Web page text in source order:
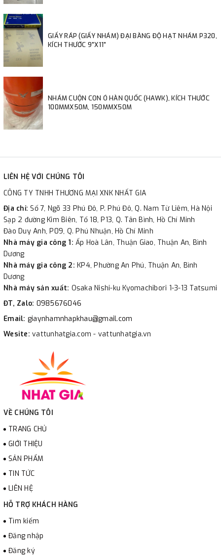
GIẤY RÁP (GIẤY NHÁM) ĐẠI BÀNG ĐỘ HẠT NHÁM P320,
KÍCH THƯỚC 9"X11"
NHÁM CUỘN CON Ó HÀN QUỐC (HAWK), KÍCH THƯỚC
100MMX50M, 150MMX50M
LIÊN HỆ VỚI CHÚNG TÔI
CÔNG TY TNHH THƯƠNG MẠI XNK NHẤT GIA
Địa chỉ:Số 7, Ngõ 33 Phú Đô, P. Phú Đô, Q. Nam Từ Liêm, Hà Nội
Sạp 2 đường Kim Biên, Tổ 18, P13, Q. Tân Bình, Hồ Chí Minh
Đào Duy Anh, P09, Q. Phú Nhuận, Hồ Chí Minh
Nhà máy gia công 1: Ấp Hoà Lân, Thuận Giao, Thuận An, Bình
Dương
Nhà máy gia công 2: KP4, Phường An Phú, Thuận An, Bình
Dương
Nhà máy sản xuất: Osaka Nishi-ku Kyomachibori 1-3-13 Tatsumi
ĐT, Zalo: 0985676046
Email: giaynhamnhapkhau@gmail.com
Wesite: vattunhatgia.com - vattunhatgia.vn
VỀ CHÚNG TÔI
TRANG CHỦ
GIỚI THIỆU
SẢN PHẨM
TIN TỨC
LIÊN HỆ
HỖ TRỢ KHÁCH HÀNG
Tìm kiếm
Đăng nhập
Đăng ký